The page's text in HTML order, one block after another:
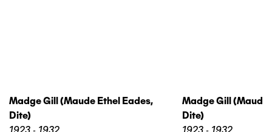
Madge Gill (maude Ethel Eades,
Dite)
Madge Gill (maude
Dite)